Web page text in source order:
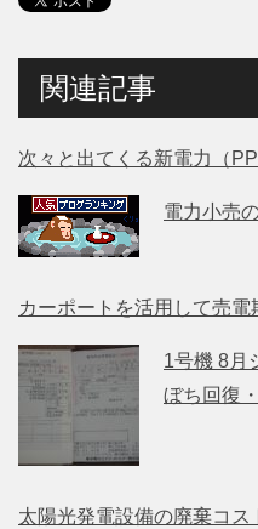
関連記事
次々と出てくる新電力（
電力小売
カーポートを活用して売電
1号機 8月
ぼち回復
太陽光発電設備の廃棄コス